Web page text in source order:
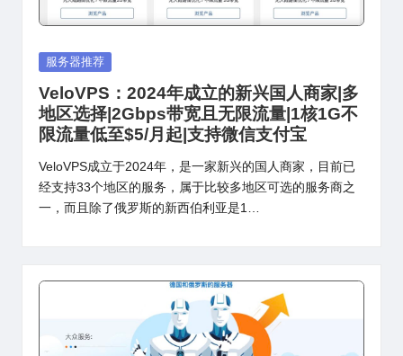
Posted
服务器推荐
VeloVPS：2024年成立的新兴国人商家|多
地区选择|2Gbps带宽且无限流量|1核1G不
限流量低至$5/月起|支持微信支付宝
VeloVPS成立于2024年，是一家新兴的国人商家，目前已
经支持33个地区的服务，属于比较多地区可选的服务商之
一，而且除了俄罗斯的新西伯利亚是1…